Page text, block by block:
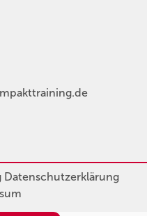
Datenschutzerklärung